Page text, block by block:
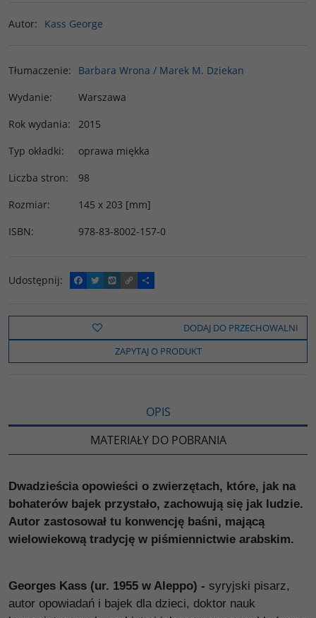
Autor: Kass George
Tłumaczenie:
Barbara Wrona / Marek M. Dziekan
Wydanie:
Warszawa
Rok wydania:
2015
Typ okładki:
oprawa miękka
Liczba stron:
98
Rozmiar:
145 x 203 [mm]
ISBN: 978-83-8002-157-0
Udostępnij:
F
a
e
o
k
T
w
t
t
e
W
y
o
C
o
y
i
n
k
P
o
z
e
l
s
DODAJ DO PRZECHOWALNI
ZAPYTAJ O PRODUKT
OPIS
MATERIAŁY DO POBRANIA
Dwadzieścia opowieści o zwierzętach, które, jak na
bohaterów bajek przystało, zachowują się jak ludzie.
Autor zastosował tu konwencję baśni, mającą
wielowiekową tradycję w piśmiennictwie arabskim.
Georges Kass (ur. 1955 w Aleppo) - syryjski pisarz,
autor opowiadań i bajek dla dzieci, doktor nauk